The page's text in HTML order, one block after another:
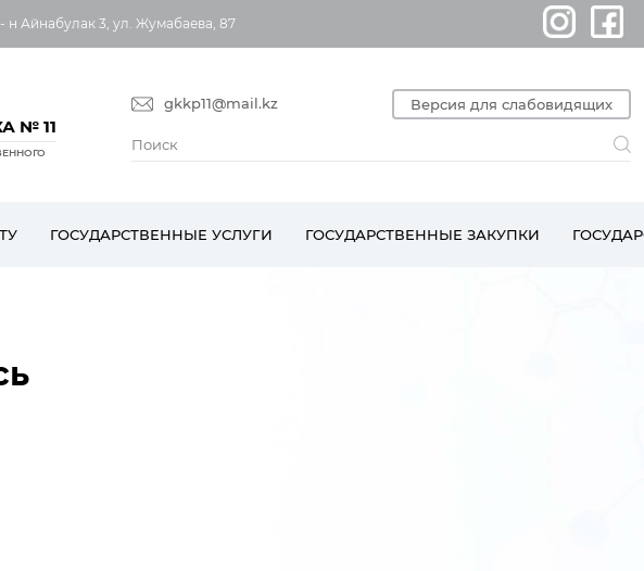
н Айнабулак 3, ул. Жумабаева, 87
№ 11
gkkp11@mail.kz Версия для слабовидящих
ГОСУДАРСТВЕННЫЕ УСЛУГИ ГОСУДАРСТВЕННЫЕ ЗАКУПКИ